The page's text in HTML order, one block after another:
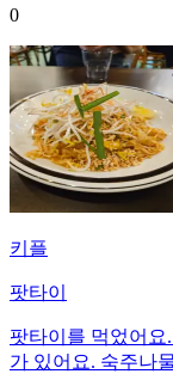
0
키플
팟타이
팟타이를 먹었어요
가 있어요. 숙주나